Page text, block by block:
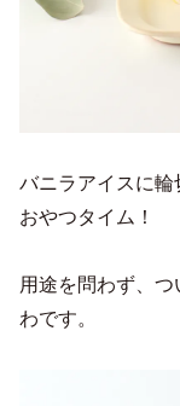
バニラアイスに
おやつタイム！
用途を問わず、
わです。